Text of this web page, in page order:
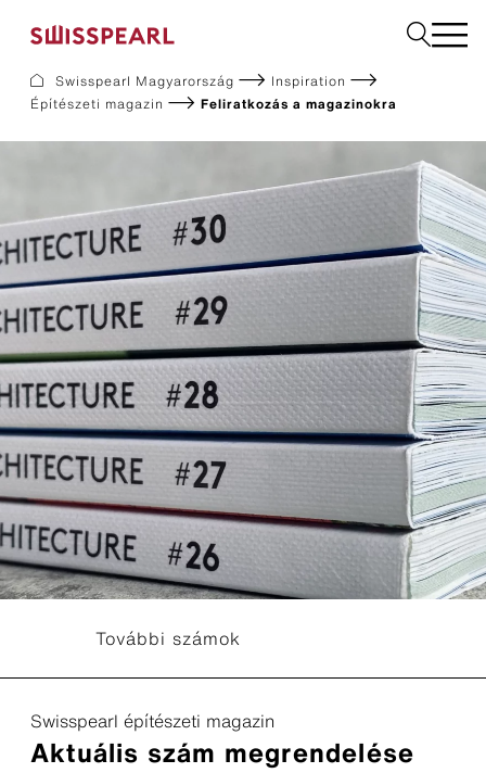
Vállalat
Tanácsadás igénylése
Fenntarthatóság
Homlokzat
Swisspearl Magyarország
Inspiration
Építészeti magazin
Feliratkozás a magazinokra
További számok
Swisspearl építészeti magazin
Aktuális szám megrendelése